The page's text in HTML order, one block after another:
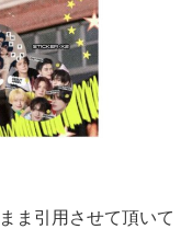
ま引用させて頂いて